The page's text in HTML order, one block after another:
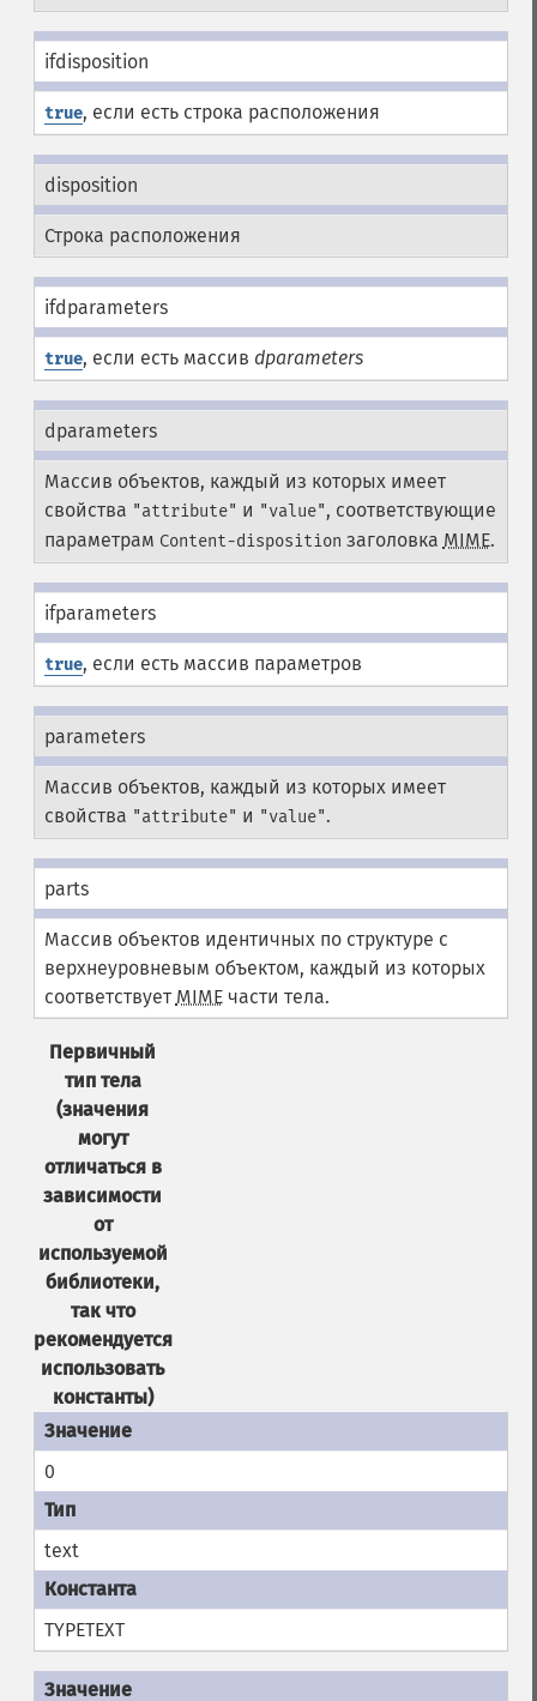
ifdisposition
true, если есть строка расположения
disposition
Строка расположения
ifdparameters
true, если есть массив dparameters
dparameters
Массив объектов, каждый из которых имеет
свойства "attribute" и "value", соответствующие
параметрам Content-disposition заголовка MIME.
ifparameters
true, если есть массив параметров
parameters
Массив объектов, каждый из которых имеет
свойства "attribute" и "value".
parts
Массив объектов идентичных по структуре с
верхнеуровневым объектом, каждый из которых
соответствует MIMEчасти тела.
Первичный
тип тела
(значения
могут
отличаться в
зависимости
от
используемой
библиотеки,
так что
рекомендуется
использовать
константы)
0
text
TYPETEXT